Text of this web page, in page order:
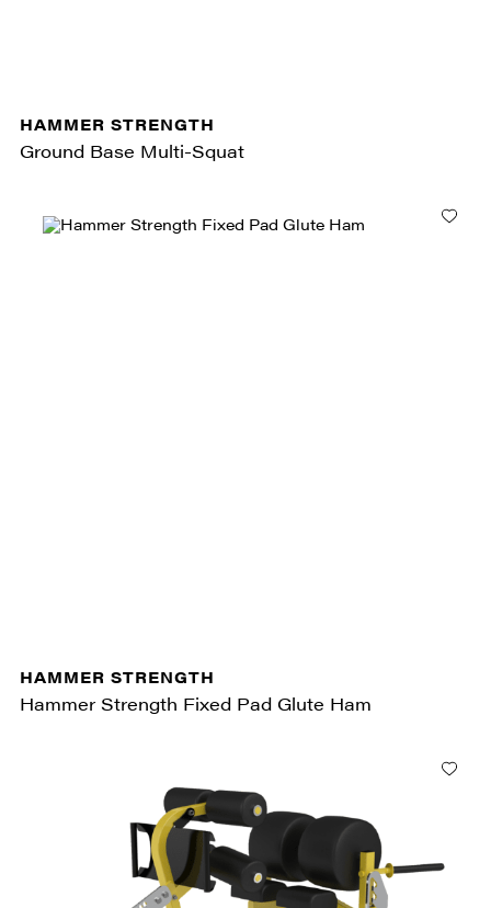
HAMMER STRENGTH
Ground Base Multi-Squat
HAMMER STRENGTH
Hammer Strength Fixed Pad Glute Ham